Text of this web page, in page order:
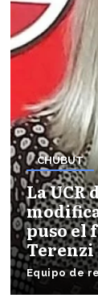
CHUBUT
La UCR
puso el
Terenzi
Equipo de